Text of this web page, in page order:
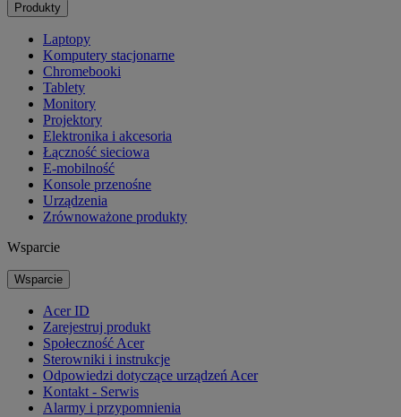
Produkty
Laptopy
Komputery stacjonarne
Chromebooki
Tablety
Monitory
Projektory
Elektronika i akcesoria
Łączność sieciowa
E-mobilność
Konsole przenośne
Urządzenia
Zrównoważone produkty
Wsparcie
Wsparcie
Acer ID
Zarejestruj produkt
Społeczność Acer
Sterowniki i instrukcje
Odpowiedzi dotyczące urządzeń Acer
Kontakt - Serwis
Alarmy i przypomnienia